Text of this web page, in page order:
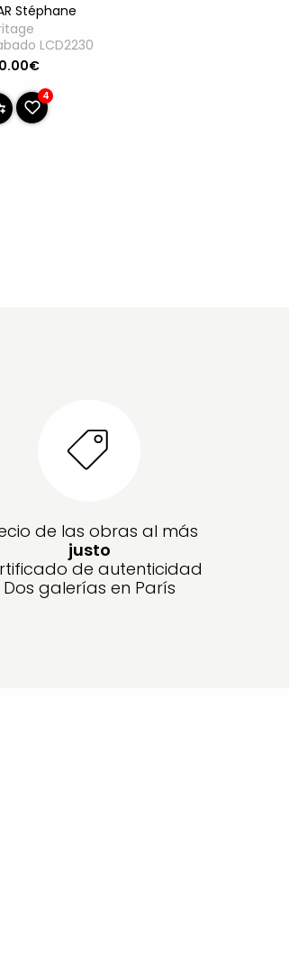
Stéphane
LCD2230
4
de las obras al más
justo
de autenticidad
Dos galerías en París